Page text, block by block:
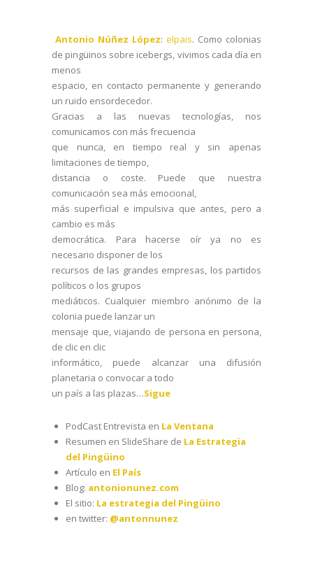
Antonio Núñez López: elpais. Como colonias
de pingüinos sobre icebergs, vivimos cada día en
menos
espacio, en contacto permanente y generando
un ruido ensordecedor.
Gracias a las nuevas tecnologías, nos
comunicamos con más frecuencia
que nunca, en tiempo real y sin apenas
limitaciones de tiempo,
distancia o coste. Puede que nuestra
comunicación sea más emocional,
más superficial e impulsiva que antes, pero a
cambio es más
democrática. Para hacerse oír ya no es
necesario disponer de los
recursos de las grandes empresas, los partidos
políticos o los grupos
mediáticos. Cualquier miembro anónimo de la
colonia puede lanzar un
mensaje que, viajando de persona en persona,
de clic en clic
informático, puede alcanzar una difusión
planetaria o convocar a todo
un país a las plazas…Sigue
PodCast Entrevista en La Ventana
Resumen en SlideShare de La Estrategia
del Pingüino
Artículo en El País
Blog: antonionunez.com
El sitio: La estrategia del Pingüino
en twitter: @antonnunez